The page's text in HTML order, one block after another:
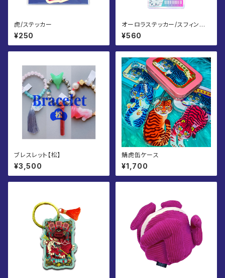
虎/ステッカー
¥250
オーロラステッカー/スフィンク
ス
¥560
ブレスレット【松】
¥3,500
鯖虎缶ケース
¥1,700